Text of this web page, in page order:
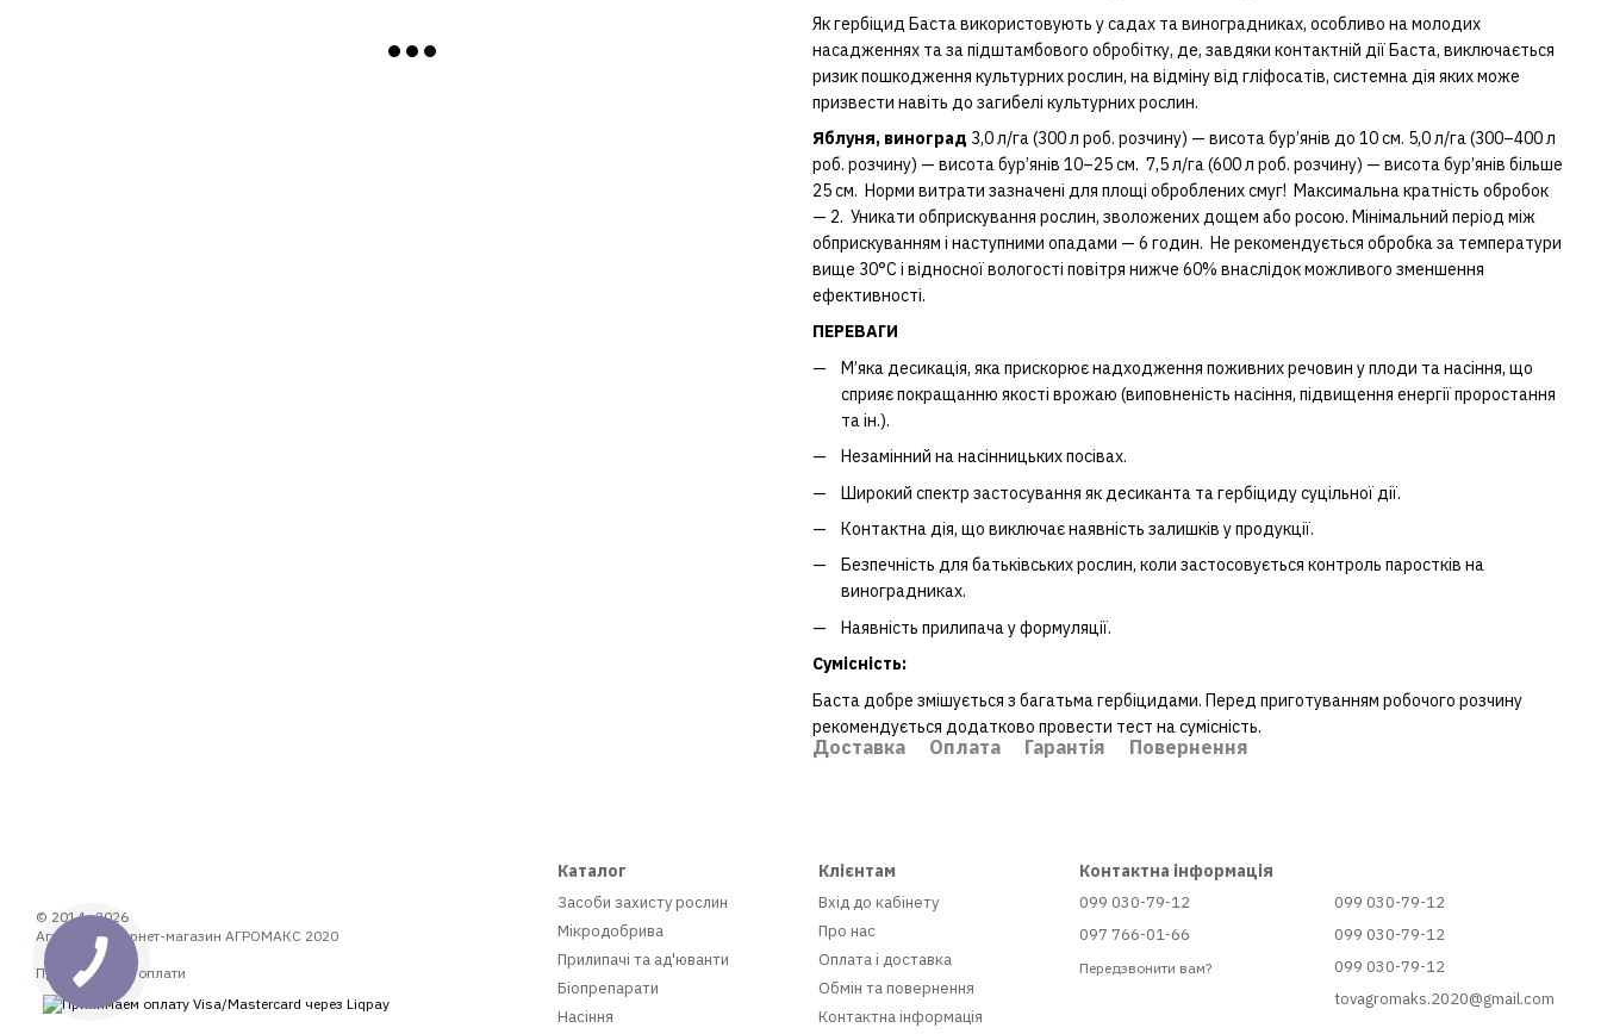
Як гербіцид Баста використовують у садах та виноградниках, особливо на молодих
насадженнях та за підштамбового обробітку, де, завдяки контактній дії Баста, виключається
ризик пошкодження культурних рослин, на відміну від гліфосатів, системна дія яких може
призвести навіть до загибелі культурних рослин.
Яблуня, виноград 3,0 л/га (300 л роб. розчину) — висота бур’янів до 10 см. 5,0 л/га (300–400 л
роб. розчину) — висота бур’янів 10–25 см. 7,5 л/га (600 л роб. розчину) — висота бур’янів більше
25 см. Норми витрати зазначені для площі оброблених смуг! Максимальна кратність обробок
— 2. Уникати обприскування рослин, зволожених дощем або росою. Мінімальний період між
обприскуванням і наступними опадами — 6 годин. Не рекомендується обробка за температури
вище 30°С і відносної вологості повітря нижче 60% внаслідок можливого зменшення
ефективності.
ПЕРЕВАГИ
М’яка десикація, яка прискорює надходження поживних речовин у плоди та насіння, що
сприяє покращанню якості врожаю (виповненість насіння, підвищення енергії проростання
та ін.).
Незамінний на насінницьких посівах.
Широкий спектр застосування як десиканта та гербіциду суцільної дії.
Контактна дія, що виключає наявність залишків у продукції.
Безпечність для батьківських рослин, коли застосовується контроль паростків на
виноградниках.
Наявність прилипача у формуляції.
Сумісність:
Баста добре змішується з багатьма гербіцидами. Перед приготуванням робочого розчину
рекомендується додатково провести тест на сумісність.
Доставка Оплата Гарантія Повернення
© 2014—2026
Аграрний інтернет-магазин АГРОМАКС 2020
Приймаємо до оплати
Каталог
Засоби захисту рослин
Мікродобрива
Прилипачі та ад'юванти
Біопрепарати
Насіння
Клієнтам
Вхід до кабінету
Про нас
Оплата і доставка
Обмін та повернення
Контактна інформація
Контактна інформація
099 030-79-12
097 766-01-66
Передзвонити вам?
099 030-79-12
099 030-79-12
099 030-79-12
tovagromaks.2020@gmail.com